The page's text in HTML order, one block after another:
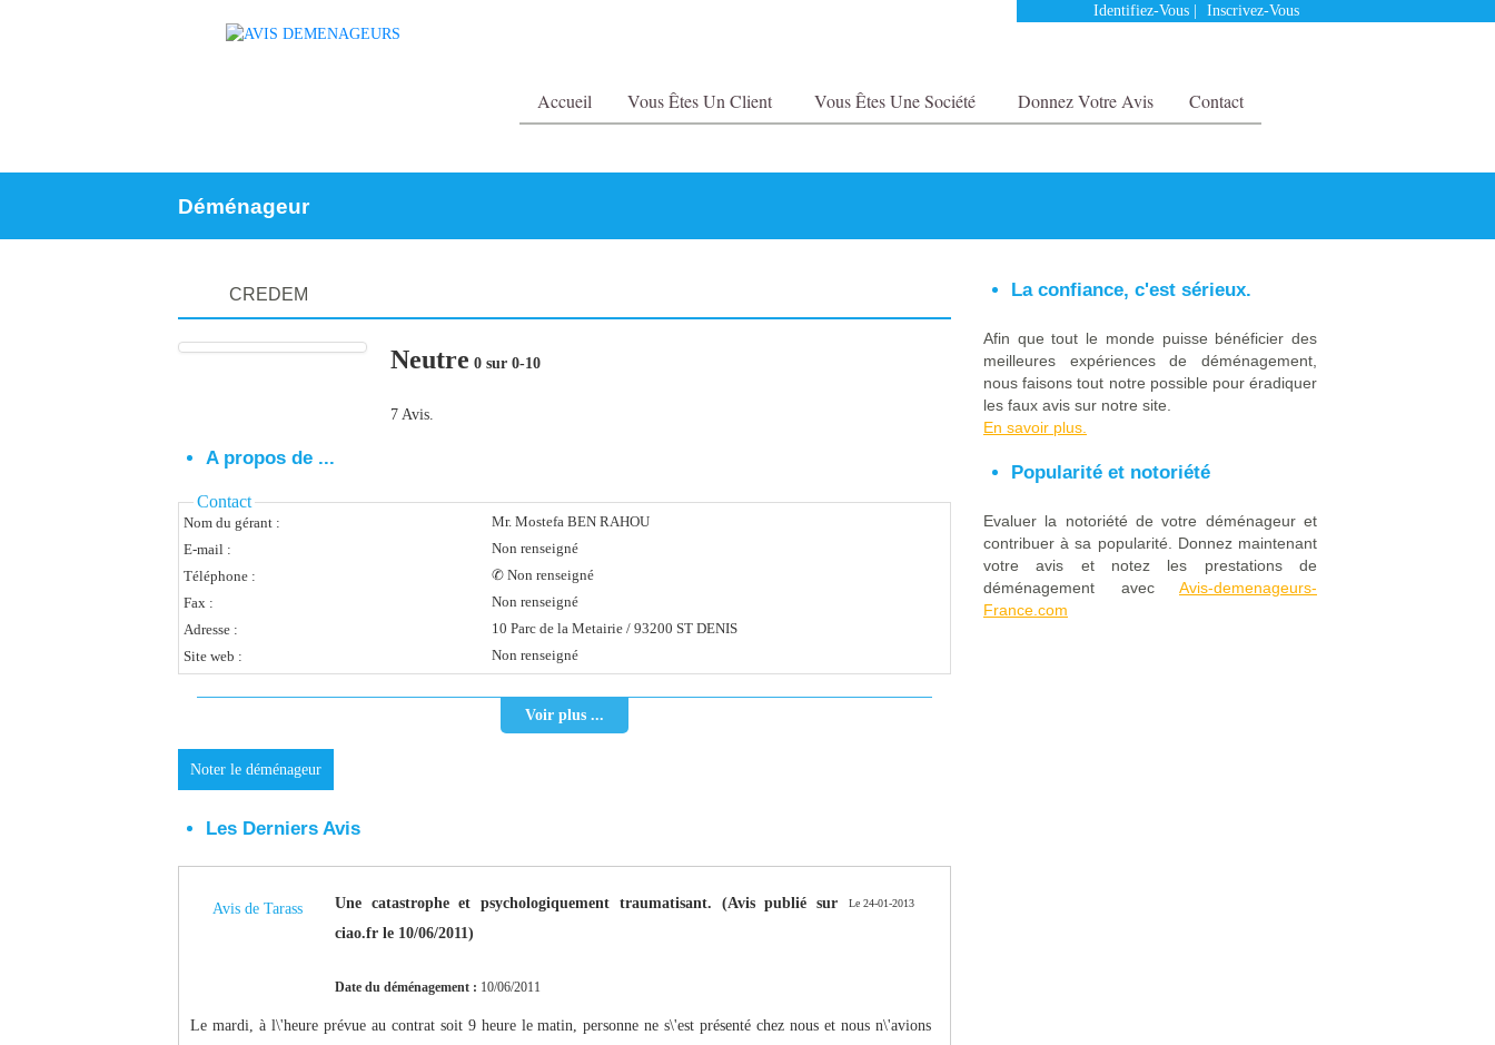
Identifiez-Vous Inscrivez-Vous
Accueil Vous Êtes Un Client Vous Êtes Une Société Donnez Votre Avis Contact
Déménageur
CREDEM
Neutre 0 sur 0-10
7 Avis.
A propos de ...
Contact
Nom du gérant :
Mr. Mostefa BEN RAHOU
E-mail :
Non renseigné
Téléphone :
✆ Non renseigné
Fax :
Non renseigné
Adresse :
10 Parc de la Metairie / 93200 ST DENIS
Site web :
Non renseigné
Voir plus ...
Noter le déménageur
Les Derniers Avis
Avis de Tarass
Une catastrophe et psychologiquement traumatisant. (Avis publié sur
ciao.fr le 10/06/2011)
Date du déménagement : 10/06/2011
Le 24-01-2013
Le mardi, à l\'heure prévue au contrat soit 9 heure le matin, personne ne s\'est présenté chez nous et nous n\'avions
La confiance, c'est sérieux.
Afin que tout le monde puisse bénéficier des
meilleures expériences de déménagement,
nous faisons tout notre possible pour éradiquer
les faux avis sur notre site.
En savoir plus.
Popularité et notoriété
Evaluer la notoriété de votre déménageur et
contribuer à sa popularité. Donnez maintenant
votre avis et notez les prestations de
déménagement avec Avis-demenageurs-
France.com